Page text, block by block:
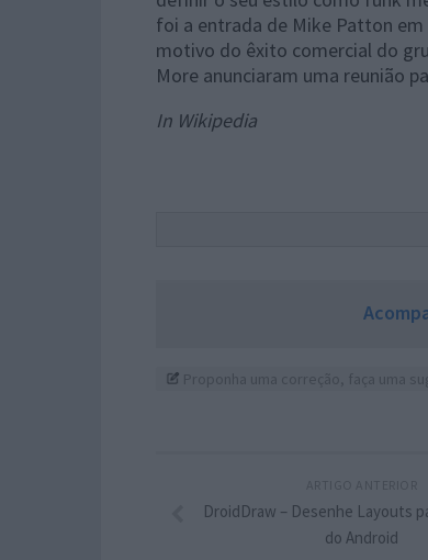
foi a entrada de Mike Patton
motivo do êxito comercial do
More anunciaram uma reunião
In Wikipedia
DroidDraw – Desenhe Layouts
do Android